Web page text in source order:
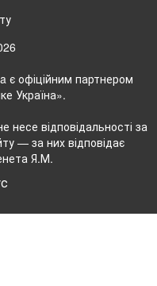
є офіційним партнером
Україна».
відповідальності за
— за них відповідає
Я.М.